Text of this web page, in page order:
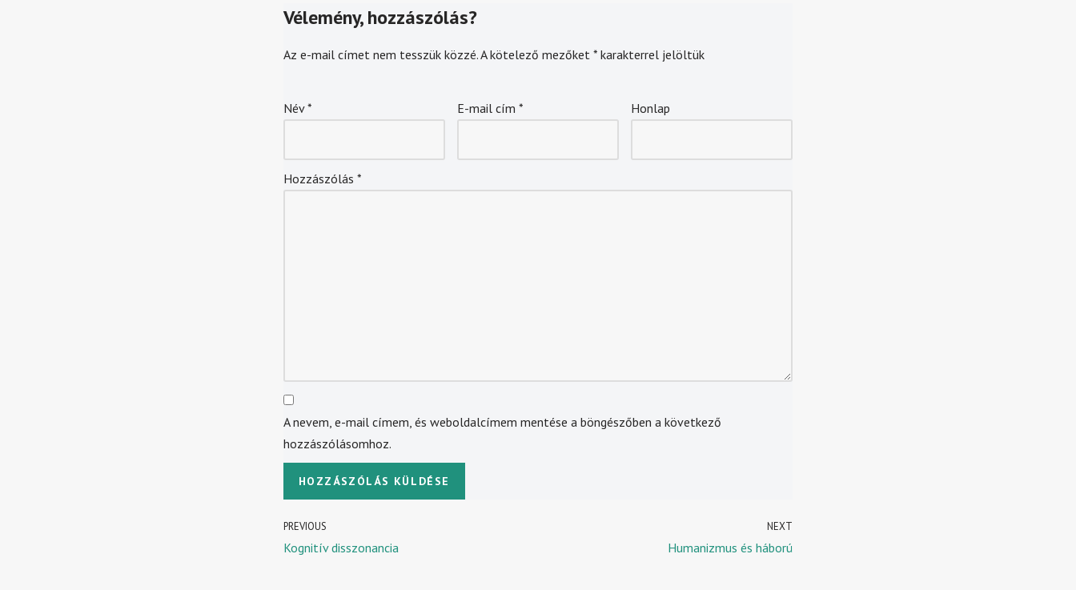
Vélemény, hozzászólás?
Az e-mail címet nem tesszük közzé.A kötelező mezőket *karakterrel jelöltük
Név* E-mail cím * Honlap
Hozzászólás *
A nevem, e-mail címem, és weboldalcímem mentése a böngészőben a következő
hozzászólásomhoz.
PREVIOUS
Kognitív disszonancia
NEXT
Humanizmus és háború